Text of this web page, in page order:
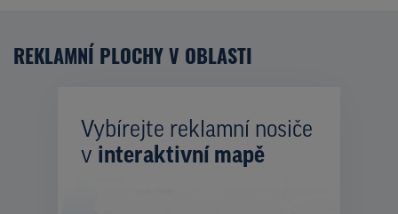
REKLAMNÍ PLOCHY V OBLASTI
Vybírejte reklamní nosiče
v interaktivní mapě